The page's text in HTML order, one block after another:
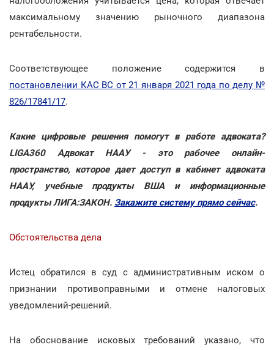
максимальному значению рыночного диапазона
рентабельности.
Соответствующее положение содержится в
постановлении КАС ВС от 21 января 2021 года по делу №
826/17841/17.
Какие цифровые решения помогут в работе адвоката?
LIGA360 Адвокат НААУ - это рабочее онлайн-
пространство, которое дает доступ в кабинет адвоката
НААУ, учебные продукты ВША и информационные
продукты ЛИГА:ЗАКОН. Закажите систему прямо сейчас.
Обстоятельства дела
Истец обратился в суд с административным иском о
признании противоправными и отмене налоговых
уведомлений-решений.
На обоснование исковых требований указано, что